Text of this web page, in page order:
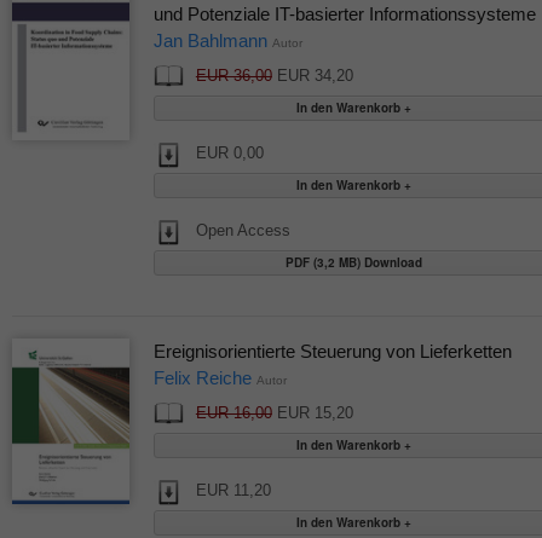
und Potenziale IT-basierter Informationssysteme
Jan Bahlmann Autor
EUR 36,00EUR 34,20
EUR 0,00
Open Access
PDF (3,2 MB) Download
Ereignisorientierte Steuerung von Lieferketten
Felix Reiche Autor
EUR 16,00EUR 15,20
EUR 11,20